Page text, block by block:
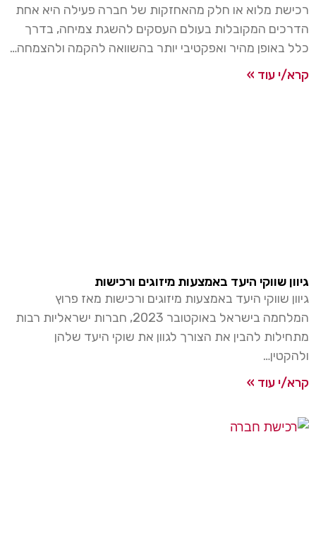
רכישת מלוא או חלק מהאחזקות של חברה פעילה היא אחת
הדרכים המקובלות בעולם העסקים להשגת צמיחה, בדרך
כלל באופן מהיר ואפקטיבי יותר בהשוואה להקמה ולהצמחה…
קרא/י עוד »
גיוון שווקי היעד באמצעות מיזוגים ורכישות
גיוון שווקי היעד באמצעות מיזוגים ורכישות מאז פרוץ
המלחמה בישראל באוקטובר 2023, חברות ישראליות רבות
מתחילות להבין את הצורך לגוון את שוקי היעד שלהן
ולהקטין…
קרא/י עוד »